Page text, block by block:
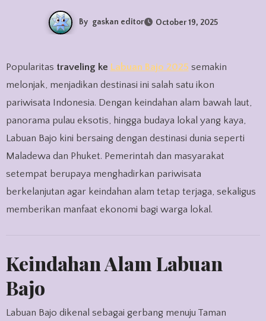
By gaskan editor October 19, 2025
Popularitas traveling ke Labuan Bajo 2025 semakin
melonjak, menjadikan destinasi ini salah satu ikon
pariwisata Indonesia. Dengan keindahan alam bawah laut,
panorama pulau eksotis, hingga budaya lokal yang kaya,
Labuan Bajo kini bersaing dengan destinasi dunia seperti
Maladewa dan Phuket. Pemerintah dan masyarakat
setempat berupaya menghadirkan pariwisata
berkelanjutan agar keindahan alam tetap terjaga, sekaligus
memberikan manfaat ekonomi bagi warga lokal.
Keindahan Alam Labuan
Bajo
Labuan Bajo dikenal sebagai gerbang menuju Taman